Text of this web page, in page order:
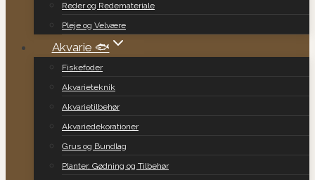
Reder og Redemateriale
Pleje og Velvære
Akvarie 🐟
Fiskefoder
Akvarieteknik
Akvarietilbehør
Akvariedekorationer
Grus og Bundlag
Planter, Gødning og Tilbehør